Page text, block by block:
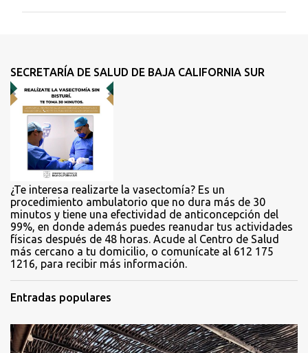
t
r
o
SECRETARÍA DE SALUD DE BAJA CALIFORNIA SUR
¿Te interesa realizarte la vasectomía? Es un
procedimiento ambulatorio que no dura más de 30
minutos y tiene una efectividad de anticoncepción del
99%, en donde además puedes reanudar tus actividades
físicas después de 48 horas. Acude al Centro de Salud
más cercano a tu domicilio, o comunícate al 612 175
1216, para recibir más información.
Entradas populares